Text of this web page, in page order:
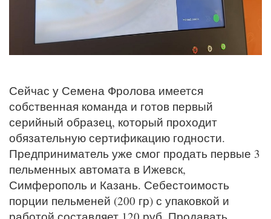
Сейчас у Семена Фролова имеется
собственная команда и готов первый
серийный образец, который проходит
обязательную сертификацию годности.
Предприниматель уже смог продать первые 3
пельменных автомата в Ижевск,
Симферополь и Казань. Себестоимость
порции пельменей (200 гр) с упаковкой и